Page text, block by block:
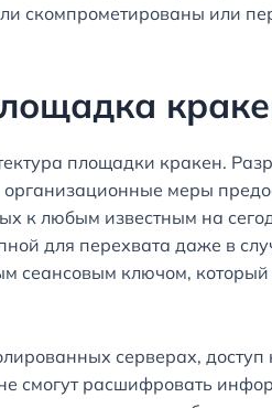
скомпрометированы или
площадки кракен.
меры
к любым известным на
для перехвата даже в
сеансовым ключом, который
серверах, доступ
смогут расшифровать